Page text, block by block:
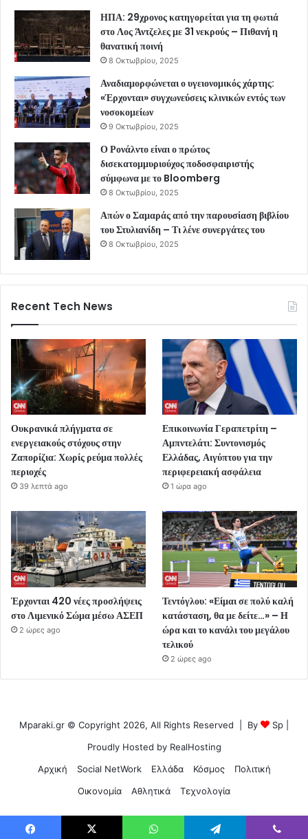
ΗΠΑ: 29χρονος κατηγορείται για τη φωτιά
στο Λος Άντζελες με 31 νεκρούς – Πιθανή η
θανατική ποινή
8 Οκτωβρίου, 2025
Αναδιαμορφώνεται ο υγειονομικός χάρτης:
«Έρχονται» συγχωνεύσεις κλινικών εντός των
νοσοκομείων
9 Οκτωβρίου, 2025
Ο Ρονάλντο είναι ο πρώτος
δισεκατομμυριούχος ποδοσφαιριστής
σύμφωνα με το Bloomberg
8 Οκτωβρίου, 2025
Απών ο Σαμαράς από την παρουσίαση βιβλίου
του Στυλιανίδη – Τι λένε συνεργάτες του
8 Οκτωβρίου, 2025
Recent Tech News
Ουκρανικά πλήγματα σε
ενεργειακούς στόχους στην
Ζαπορίζια: Χωρίς ρεύμα πολλές
περιοχές
39 λεπτά ago
Επικοινωνία Γεραπετρίτη –
Αμπντελάτι: Συντονισμός
Ελλάδας, Αιγύπτου για την
περιφερειακή ασφάλεια
1 ώρα ago
Έρχονται 420 νέες προσλήψεις
στο Λιμενικό Σώμα μέσω ΑΣΕΠ
2 ώρες ago
Τεντόγλου: «Είμαι σε πολύ καλή
κατάσταση, θα με δείτε…» – Η
ώρα και το κανάλι του μεγάλου
τελικού
2 ώρες ago
Mparaki.gr © Copyright 2026, All Rights Reserved | By Sp
Proudly Hosted by RealHosting
Αρχική
Social NetWork Ελλάδα Κόσμος
Πολιτική
Οικονομία
Αθλητικά Τεχνολογία